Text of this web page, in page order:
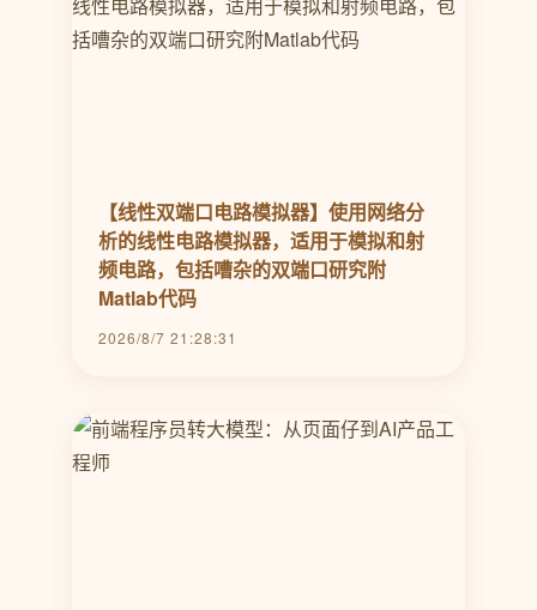
【线性双端口电路模拟器】使用网络分
析的线性电路模拟器，适用于模拟和射
频电路，包括嘈杂的双端口研究附
Matlab代码
2026/8/7 21:28:31